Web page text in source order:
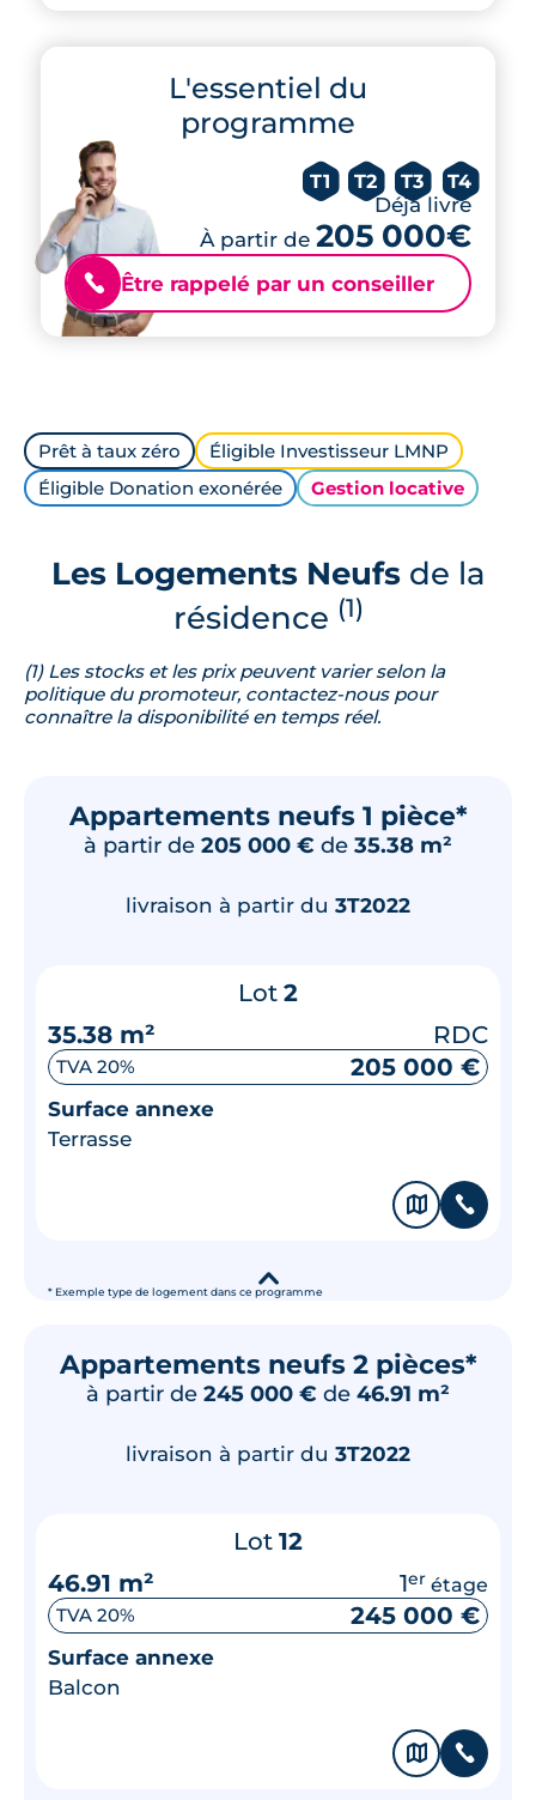
L'essentiel du
programme
T1 T2 T3 T4
Déjà livré
À partir de 205 000€
📞 Être rappelé par un conseiller
Prêt à taux zéro
Éligible Investisseur LMNP
Éligible Donation exonérée
Gestion locative
Les Logements Neufsde la
résidence (1)
(1) Les stocks et les prix peuvent varier selon la
politique du promoteur, contactez-nous pour
connaître la disponibilité en temps réel.
Appartements neufs 1 pièce*
à partir de 205 000 € de 35.38 m²
* Exemple type de logement dans ce programme
livraison à partir du 3T2022
Lot 2
35.38 m²
RDC
TVA 20% 205 000 €
Surface annexe
Terrasse
🗞 📞
▾
Appartements neufs 2 pièces*
à partir de 245 000 € de 46.91 m²
livraison à partir du 3T2022
Lot 12
46.91 m²
1er étage
TVA 20% 245 000 €
Surface annexe
Balcon
🗞 📞